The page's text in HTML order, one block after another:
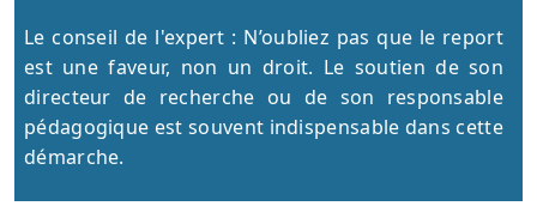
Le conseil de l'expert : N’oubliez pas que le report
est une faveur, non un droit. Le soutien de son
directeur de recherche ou de son responsable
pédagogique est souvent indispensable dans cette
démarche.